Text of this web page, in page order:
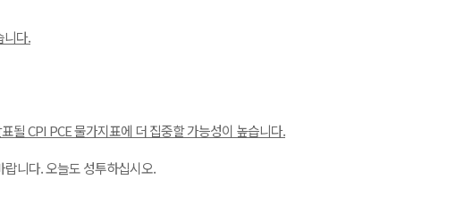
니다.
될 CPI PCE 물가지표에 더 집중할 가능성이 높습니다.
니다. 오늘도 성투하십시오.